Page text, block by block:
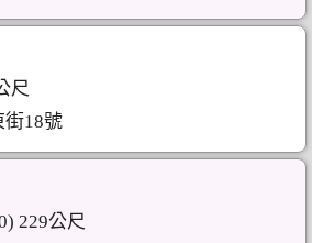
尺
街18號
229公尺